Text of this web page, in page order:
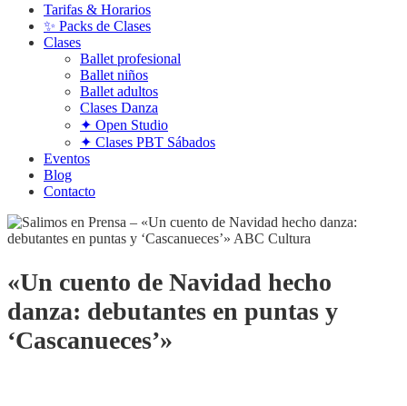
Tarifas & Horarios
✨ Packs de Clases
Clases
Ballet profesional
Ballet niños
Ballet adultos
Clases Danza
✦ Open Studio
✦ Clases PBT Sábados
Eventos
Blog
Contacto
«Un cuento de Navidad hecho
danza: debutantes en puntas y
‘Cascanueces’»